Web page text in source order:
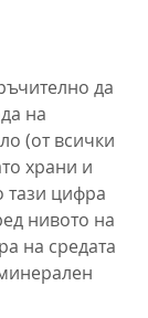
да
на
(от всички
храни и
тази цифра
нивото на
на средата